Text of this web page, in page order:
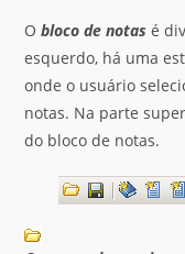
Obloco de notas é
esquerdo, há uma
onde o usuário
notas. Na parte
do bloco de notas.